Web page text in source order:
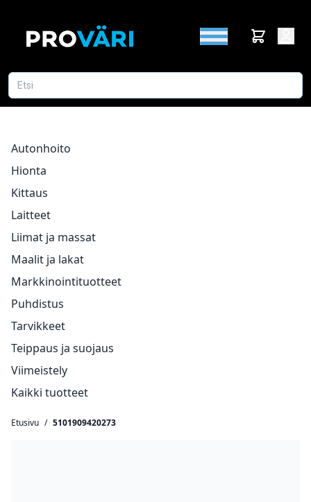
Autonhoito
Hionta
Kittaus
Laitteet
Liimat ja massat
Maalit ja lakat
Markkinointituotteet
Puhdistus
Tarvikkeet
Teippaus ja suojaus
Viimeistely
Kaikki tuotteet
Etusivu / 5101909420273